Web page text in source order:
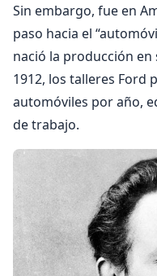
Sin embargo, fue en
paso hacia el
nació la producción en
1912, los talleres Ford
automóviles por año,
de trabajo.